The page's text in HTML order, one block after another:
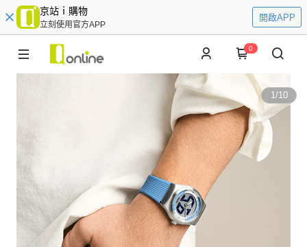
京站ｉ購物
立刻使用官方APP
開啟APP
0
1/10